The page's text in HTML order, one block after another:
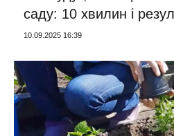
саду: 10 хвилин і
10.09.2025 16:39